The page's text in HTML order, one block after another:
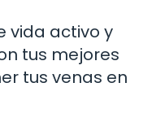
vida activo y
tus mejores
tus venas en